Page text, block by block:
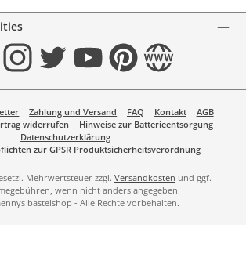
InstagramTwitter YouTubePinterestWebsite
Zahlung und Versand FAQ Kontakt
AGB
widerrufen
Hinweise zur Batterieentsorgung
Datenschutzerklärung
zur GPSR Produktsicherheitsverordnung
Mehrwertsteuer zzgl. Versandkosten und ggf.
wenn nicht anders angegeben.
bastelshop - Alle Rechte vorbehalten.